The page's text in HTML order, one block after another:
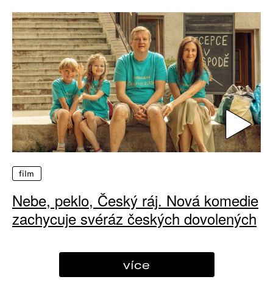
film
Nebe, peklo, Český ráj. Nová komedie
zachycuje svéráz českých dovolených
více